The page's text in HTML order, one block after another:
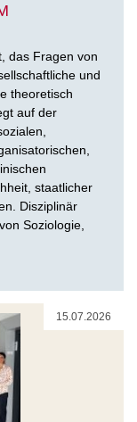
das Fragen von
und
theoretisch
auf der
staatlicher
Disziplinär
Soziologie,
15.07.2026